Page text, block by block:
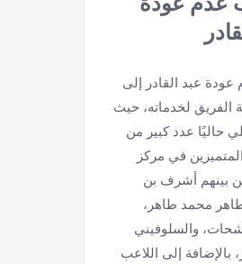
عودة عبد القادر إلى
الفريق لخدماته، حيث
حاليًا عدد كبير من
المتميزين في مركز
بينهم أشرف بن
محمد طاهر،
والسلوفيني
بالإضافة إلى اللاعب